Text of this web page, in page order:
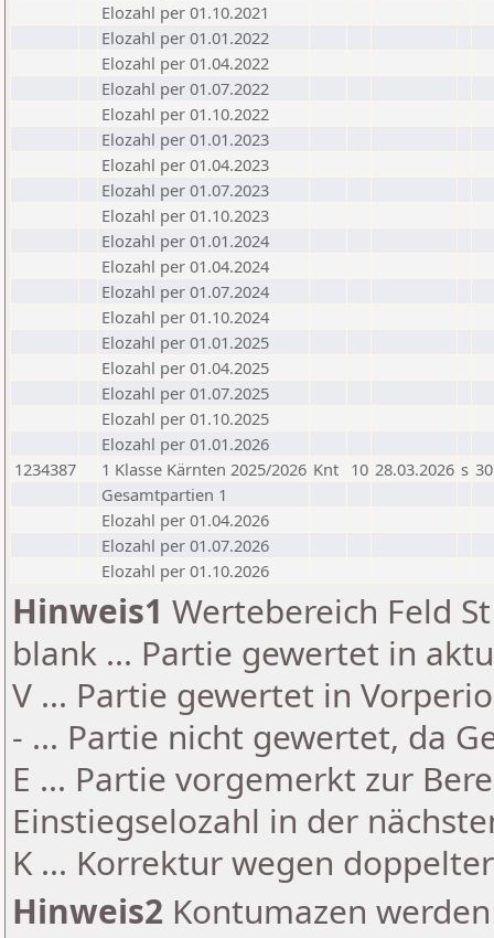
Elozahl per 01.10.2021
Elozahl per 01.01.2022
Elozahl per 01.04.2022
Elozahl per 01.07.2022
Elozahl per 01.10.2022
Elozahl per 01.01.2023
Elozahl per 01.04.2023
Elozahl per 01.07.2023
Elozahl per 01.10.2023
Elozahl per 01.01.2024
Elozahl per 01.04.2024
Elozahl per 01.07.2024
Elozahl per 01.10.2024
Elozahl per 01.01.2025
Elozahl per 01.04.2025
Elozahl per 01.07.2025
Elozahl per 01.10.2025
Elozahl per 01.01.2026
1234387
1 Klasse Kärnten 2025/2026 Knt 10 28.03.2026 s
Gesamtpartien 1
Elozahl per 01.04.2026
Elozahl per 01.07.2026
Elozahl per 01.10.2026
Hinweis1 Wertebereich Feld
blank ... Partie gewertet in
V ... Partie gewertet in
- ... Partie nicht gewertet, da
E ... Partie vorgemerkt zur
Einstiegselozahl in der
K ... Korrektur wegen
Hinweis2 Kontumazen